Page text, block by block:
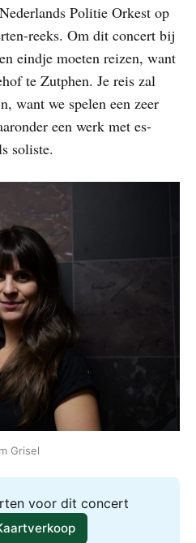
Politie Orkest op
reeks. Om dit concert bij
eindje moeten reizen, want
te Zutphen. Je reis zal
want we spelen een zeer
een werk met es-
soliste.
Grisel
voor dit concert